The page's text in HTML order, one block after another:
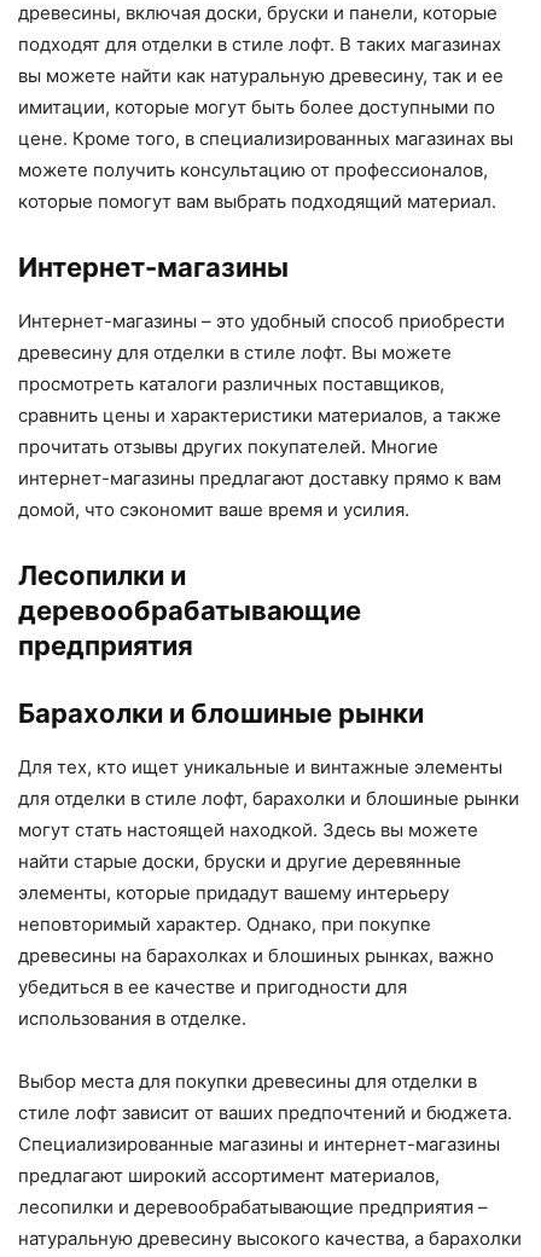
древесины, включая доски, бруски и панели, которые
подходят для отделки в стиле лофт. В таких магазинах
вы можете найти как натуральную древесину, так и ее
имитации, которые могут быть более доступными по
цене. Кроме того, в специализированных магазинах вы
можете получить консультацию от профессионалов,
которые помогут вам выбрать подходящий материал.
Интернет-магазины
Интернет-магазины – это удобный способ приобрести
древесину для отделки в стиле лофт. Вы можете
просмотреть каталоги различных поставщиков,
сравнить цены и характеристики материалов, а также
прочитать отзывы других покупателей. Многие
интернет-магазины предлагают доставку прямо к вам
домой, что сэкономит ваше время и усилия.
Лесопилки и
деревообрабатывающие
предприятия
Барахолки и блошиные рынки
Для тех, кто ищет уникальные и винтажные элементы
для отделки в стиле лофт, барахолки и блошиные рынки
могут стать настоящей находкой. Здесь вы можете
найти старые доски, бруски и другие деревянные
элементы, которые придадут вашему интерьеру
неповторимый характер. Однако, при покупке
древесины на барахолках и блошиных рынках, важно
убедиться в ее качестве и пригодности для
использования в отделке.
Выбор места для покупки древесины для отделки в
стиле лофт зависит от ваших предпочтений и бюджета.
Специализированные магазины и интернет-магазины
предлагают широкий ассортимент материалов,
лесопилки и деревообрабатывающие предприятия –
натуральную древесину высокого качества, а барахолки